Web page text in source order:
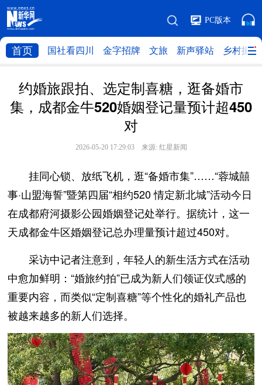
PC版本
首页 国社看四川 金字招牌 文旅 新声驿站 乡村振兴
约婚旅跟拍、选定制喜糖，逛备婚市
集，成都金牛520婚姻登记量预计超450
对
2026-05-20 17:29:03 来源: 红星新闻
挂同心锁、放纸飞机，逛“备婚市集”……“蓉城囍
事·山盟海誓”暨第四届“相约520 情定新北城”活动今日
在成都府河摄影公园婚姻登记处举行。据统计，这一
天成都金牛区婚姻登记总办理量预计超过450对。
采访中记者注意到，年轻人的新生活方式在活动
中愈加鲜明：“婚旅约拍”已成为新人们领证仪式感的
重要内容，而类似“定制喜糖”等个性化的婚礼产品也
被越来越多的新人们选择。